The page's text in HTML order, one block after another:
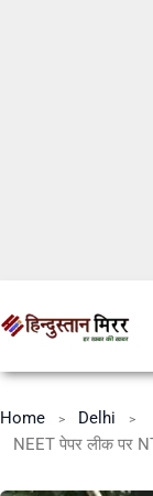
Home
Delhi